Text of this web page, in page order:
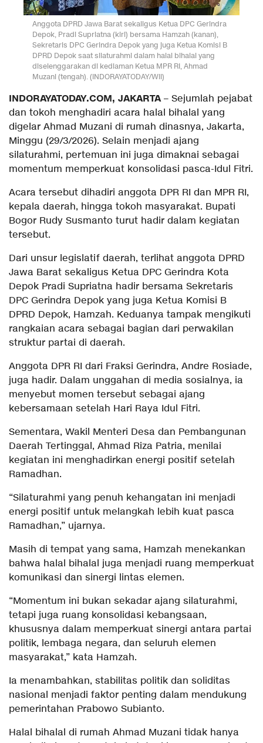
Anggota DPRD Jawa Barat sekaligus Ketua DPC Gerindra
Depok, Pradi Supriatna (kiri) bersama Hamzah (kanan),
Sekretaris DPC Gerindra Depok yang juga Ketua Komisi B
DPRD Depok saat silaturahmi dalam halal bihalal yang
diselenggarakan di kediaman Ketua MPR RI, Ahmad
Muzani (tengah). (INDORAYATODAY/Wil)
INDORAYATODAY.COM, JAKARTA– Sejumlah pejabat
dan tokoh menghadiri acara halal bihalal yang
digelar Ahmad Muzani di rumah dinasnya, Jakarta,
Minggu (29/3/2026). Selain menjadi ajang
silaturahmi, pertemuan ini juga dimaknai sebagai
momentum memperkuat konsolidasi pasca-Idul Fitri.
Acara tersebut dihadiri anggota DPR RI dan MPR RI,
kepala daerah, hingga tokoh masyarakat. Bupati
Bogor Rudy Susmanto turut hadir dalam kegiatan
tersebut.
Dari unsur legislatif daerah, terlihat anggota DPRD
Jawa Barat sekaligus Ketua DPC Gerindra Kota
Depok Pradi Supriatna hadir bersama Sekretaris
DPC Gerindra Depok yang juga Ketua Komisi B
DPRD Depok, Hamzah. Keduanya tampak mengikuti
rangkaian acara sebagai bagian dari perwakilan
struktur partai di daerah.
Anggota DPR RI dari Fraksi Gerindra, Andre Rosiade,
juga hadir. Dalam unggahan di media sosialnya, ia
menyebut momen tersebut sebagai ajang
kebersamaan setelah Hari Raya Idul Fitri.
Sementara, Wakil Menteri Desa dan Pembangunan
Daerah Tertinggal, Ahmad Riza Patria, menilai
kegiatan ini menghadirkan energi positif setelah
Ramadhan.
“Silaturahmi yang penuh kehangatan ini menjadi
energi positif untuk melangkah lebih kuat pasca
Ramadhan,” ujarnya.
Masih di tempat yang sama, Hamzah menekankan
bahwa halal bihalal juga menjadi ruang memperkuat
komunikasi dan sinergi lintas elemen.
“Momentum ini bukan sekadar ajang silaturahmi,
tetapi juga ruang konsolidasi kebangsaan,
khususnya dalam memperkuat sinergi antara partai
politik, lembaga negara, dan seluruh elemen
masyarakat,” kata Hamzah.
Ia menambahkan, stabilitas politik dan soliditas
nasional menjadi faktor penting dalam mendukung
pemerintahan Prabowo Subianto.
Halal bihalal di rumah Ahmad Muzani tidak hanya